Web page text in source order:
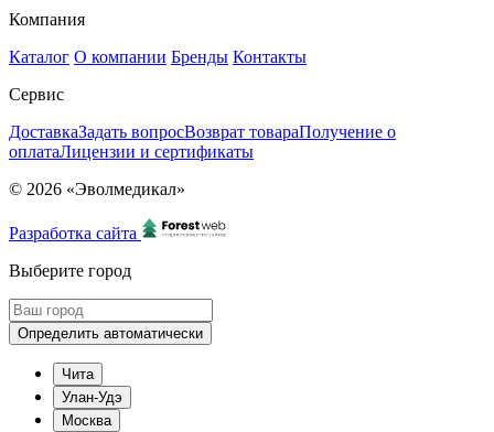
Компания
Каталог О компании Бренды Контакты
Сервис
ДоставкаЗадать вопросВозврат товараПолучение о
оплатаЛицензии и сертификаты
© 2026 «Эволмедикал»
Разработка сайта
Выберите город
Определить автоматически
Чита
Улан-Удэ
Москва